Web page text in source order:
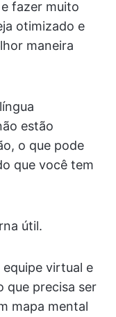
fazer muito
otimizado e
maneira
estão
o que pode
que você tem
útil.
equipe virtual e
que precisa ser
mapa mental